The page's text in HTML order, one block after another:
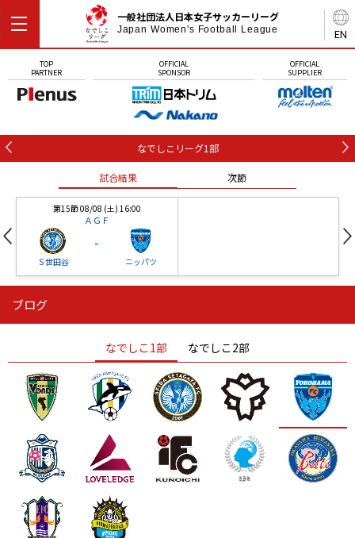
EN
一般社団法人日本女子サッカーリーグ
Japan Women's Football League
TOP
PARTNER
OFFICIAL
SPONSOR
OFFICIAL
SUPPLIER
なでしこリーグ1部
試合結果 次節
第15節 08/08 (土) 16:00
ＡＧＦ
Ｓ世田谷
-
ニッパツ
ニッパツ
ニッパツ 名古屋
石人の星
静岡 愛媛Ｌ
ブログ
なでしこ1部 なでしこ2部